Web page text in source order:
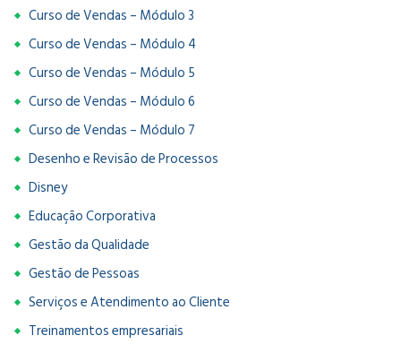
Curso de Vendas – Módulo 3
Curso de Vendas – Módulo 4
Curso de Vendas – Módulo 5
Curso de Vendas – Módulo 6
Curso de Vendas – Módulo 7
Desenho e Revisão de Processos
Disney
Educação Corporativa
Gestão da Qualidade
Gestão de Pessoas
Serviços e Atendimento ao Cliente
Treinamentos empresariais